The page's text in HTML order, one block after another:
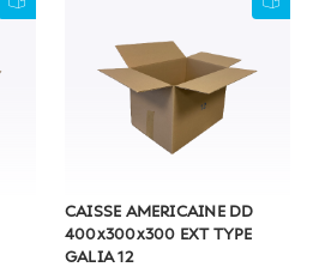
CAISSE AMERICAINE DD
400x300x300 EXT TYPE
GALIA 12